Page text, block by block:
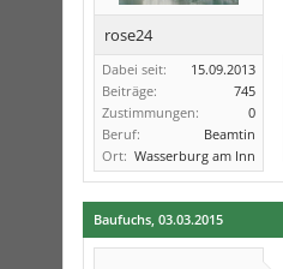
rose24
Dabei seit:
15.09.2013
Beiträge:
745
Zustimmungen:
0
Beruf:
Beamtin
Ort: Wasserburg am Inn
Baufuchs, 03.03.2015